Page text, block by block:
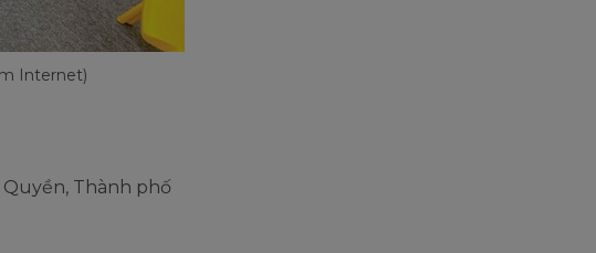
Internet)
Quyền, Thành phố